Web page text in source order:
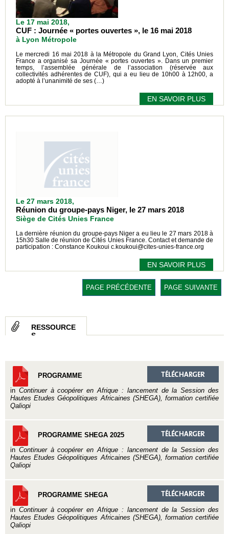
Le 17 mai 2018,
CUF : Journée « portes ouvertes », le 16 mai 2018
à Lyon Métropole
Le mercredi 16 mai 2018 à la Métropole du Grand Lyon, Cités Unies
France a organisé sa Journée « portes ouvertes ». Dans un premier
temps, l’assemblée générale de l’association (réservée aux
collectivités adhérentes de CUF), qui a eu lieu de 10h00 à 12h00, a
adopté à l’unanimité de ses (…)
EN SAVOIR PLUS
Le 27 mars 2018,
Réunion du groupe-pays Niger, le 27 mars 2018
Siège de Cités Unies France
La dernière réunion du groupe-pays Niger a eu lieu le 27 mars 2018 à
15h30 Salle de réunion de Cités Unies France. Contact et demande de
participation : Constance Koukoui c.koukoui@cites-unies-france.org
EN SAVOIR PLUS
PAGE PRÉCÉDENTE PAGE SUIVANTE
RESSOURCE
S
PROGRAMME
in Continuer à coopérer en Afrique : lancement de la Session des
Hautes Etudes Géopolitiques Africaines (SHEGA), formation certifiée
Qaliopi
PROGRAMME SHEGA 2025
in Continuer à coopérer en Afrique : lancement de la Session des
Hautes Etudes Géopolitiques Africaines (SHEGA), formation certifiée
Qaliopi
PROGRAMME SHEGA
in Continuer à coopérer en Afrique : lancement de la Session des
Hautes Etudes Géopolitiques Africaines (SHEGA), formation certifiée
Qaliopi